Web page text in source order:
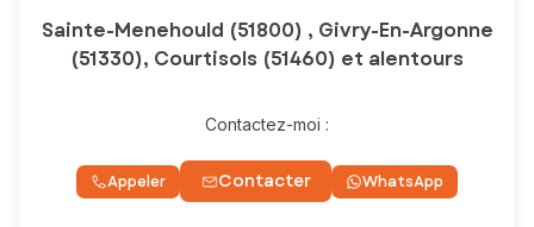
Sainte-Menehould (51800) , Givry-En-Argonne
(51330), Courtisols (51460) et alentours
Contactez-moi :
Appeler Contacter WhatsApp